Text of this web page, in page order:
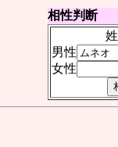
相性判断
姓
男性
女性